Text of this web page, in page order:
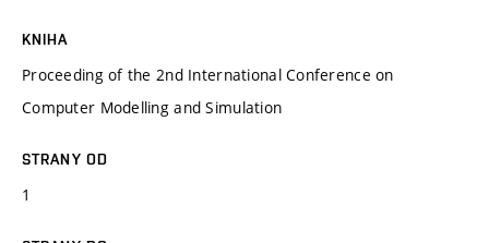
KNIHA
Proceeding of the 2nd International Conference on
Computer Modelling and Simulation
STRANY OD
1